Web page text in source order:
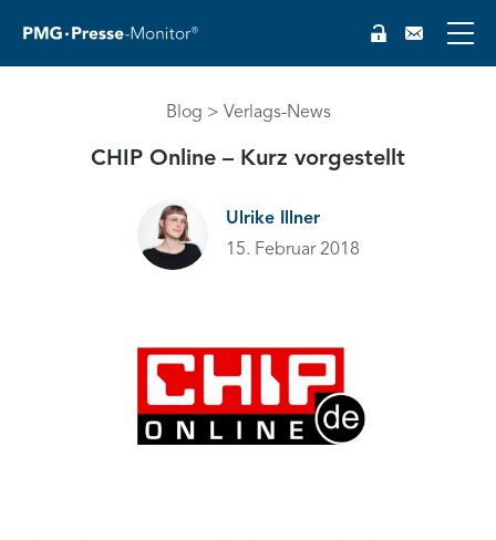
EN
Blog Verlags-News
CHIP Online – Kurz vorgestellt
Ulrike Illner
15. Februar 2018